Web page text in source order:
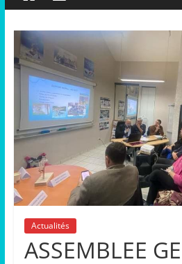
Actualités
ASSEMBLEE